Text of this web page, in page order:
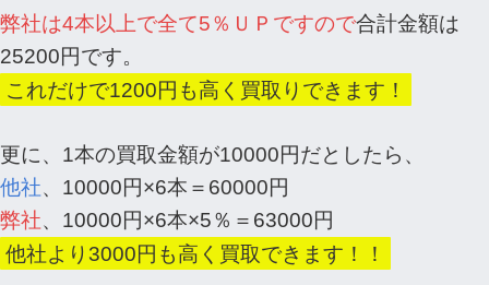
弊社は4本以上で全て5％ＵＰですので合計金額は
25200円です。
これだけで1200円も高く買取りできます！
更に、1本の買取金額が10000円だとしたら、
他社、10000円×6本＝60000円
弊社、10000円×6本×5％＝63000円
他社より3000円も高く買取できます！！